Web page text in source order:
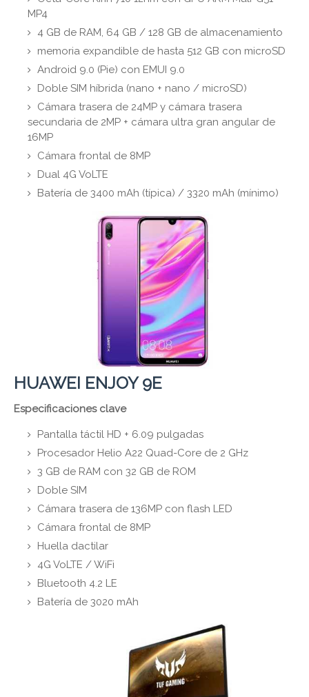
MP4
4 GB de RAM, 64 GB / 128 GB de almacenamiento
memoria expandible de hasta 512 GB con microSD
Android 9.0 (Pie) con EMUI 9.0
Doble SIM híbrida (nano + nano / microSD)
Cámara trasera de 24MP y cámara trasera
secundaria de 2MP + cámara ultra gran angular de
16MP
Cámara frontal de 8MP
Dual 4G VoLTE
Batería de 3400 mAh (típica) / 3320 mAh (mínimo)
HUAWEI ENJOY 9E
Especificaciones clave
Pantalla táctil HD + 6.09 pulgadas
Procesador Helio A22 Quad-Core de 2 GHz
3 GB de RAM con 32 GB de ROM
Doble SIM
Cámara trasera de 136MP con flash LED
Cámara frontal de 8MP
Huella dactilar
4G VoLTE / WiFi
Bluetooth 4.2 LE
Batería de 3020 mAh